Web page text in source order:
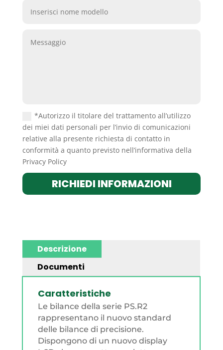
*Autorizzo il titolare del trattamento all’utilizzo
dei miei dati personali per l’invio di comunicazioni
relative alla presente richiesta di contatto in
conformità a quanto previsto nell’informativa della
Privacy Policy
RICHIEDI INFORMAZIONI
Descrizione
Documenti
Caratteristiche
Le bilance della serie PS.R2
rappresentano il nuovo standard
delle bilance di precisione.
Dispongono di un nuovo display